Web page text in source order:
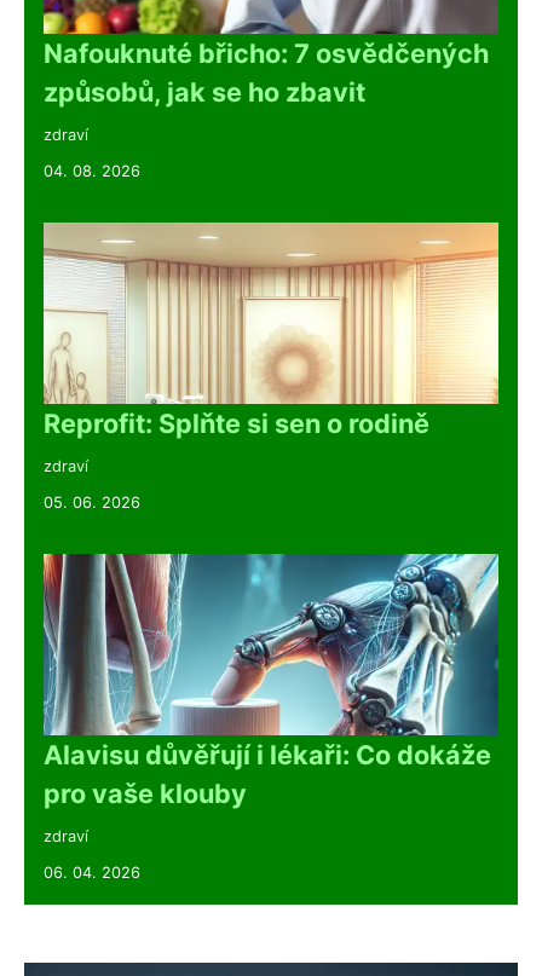
Nafouknuté břicho: 7 osvědčených
způsobů, jak se ho zbavit
zdraví
04. 08. 2026
Reprofit: Splňte si sen o rodině
zdraví
05. 06. 2026
Alavisu důvěřují i lékaři: Co dokáže
pro vaše klouby
zdraví
06. 04. 2026